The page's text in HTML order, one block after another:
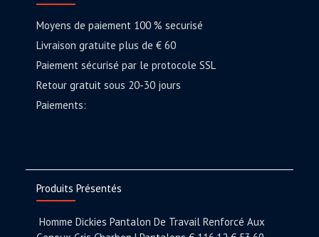
Moyens de paiement 100 % securisé
Livraison gratuite plus de € 60
Paiement sécurisé par le protocole SSL
Retour gratuit sous 20-30 jours
Paiements:
Produits Présentés
Homme Dickies Pantalon De Travail Renforcé Aux